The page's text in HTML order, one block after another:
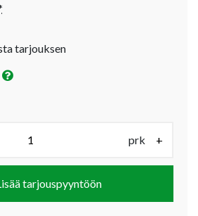
tarjouksen
prk +
tarjouspyyntöön